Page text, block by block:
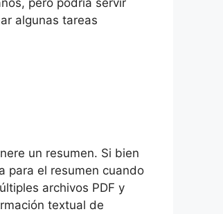
pero podría servir
algunas tareas
un resumen. Si bien
para el resumen cuando
archivos PDF y
textual de